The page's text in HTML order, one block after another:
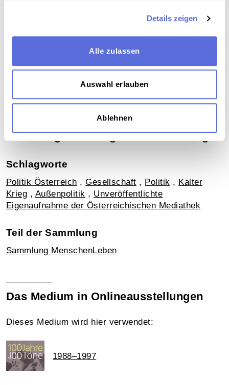
Details zeigen
Alle zulassen
Auswahl erlauben
Ablehnen
Verortung in der digitalen Sammlung
Schlagworte
Politik Österreich ,Gesellschaft , Politik , Kalter
Krieg , Außenpolitik , Unveröffentlichte
Eigenaufnahme der Österreichischen Mediathek
Teil der Sammlung
Sammlung MenschenLeben
Das Medium in Onlineausstellungen
Dieses Medium wird hier verwendet:
1988–1997